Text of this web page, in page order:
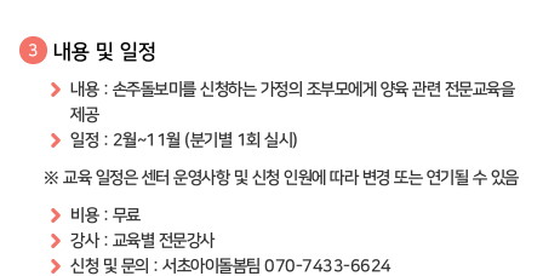
3 내용 및 일정
내용 : 손주돌보미를 신청하는 가정의 조부모에게 양육 관련 전문교육을
제공
일정 : 2월~11월 (분기별 1회 실시)
※ 교육 일정은 센터 운영사항 및 신청 인원에 따라 변경 또는 연기될 수 있음
비용 : 무료
강사 : 교육별 전문강사
신청 및 문의 : 서초아이돌봄팀 070-7433-6624